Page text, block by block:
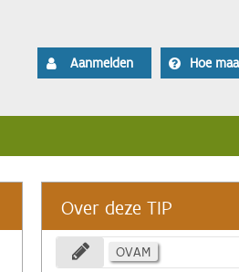
Aanmelden Hoe
Over deze TIP
OVAM